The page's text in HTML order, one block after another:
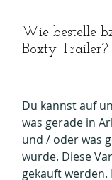
Wie bestelle
Boxty Trailer?
Du kannst auf
was gerade in
und / oder was
wurde. Diese
gekauft